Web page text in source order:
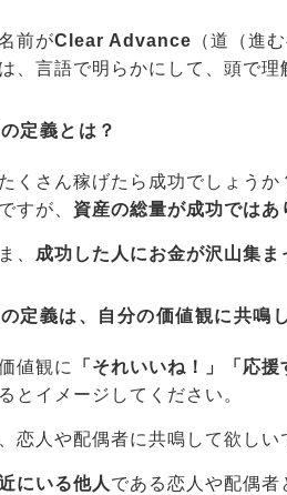
前がClear Advance （道（進
、言語で明らかにして、頭で理
定義とは？
くさん稼げたら成功でしょうか
すが、 資産の総量が成功ではあ
、 成功した人にお金が沢山集ま
定義は、自分の価値観に共鳴
値観に 「それいいね！」「応
とイメージしてください。
恋人や配偶者に共鳴して欲しい
にいる他人 である恋人や配偶者